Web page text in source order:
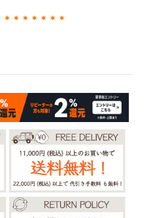
＊＊＊＊＊＊